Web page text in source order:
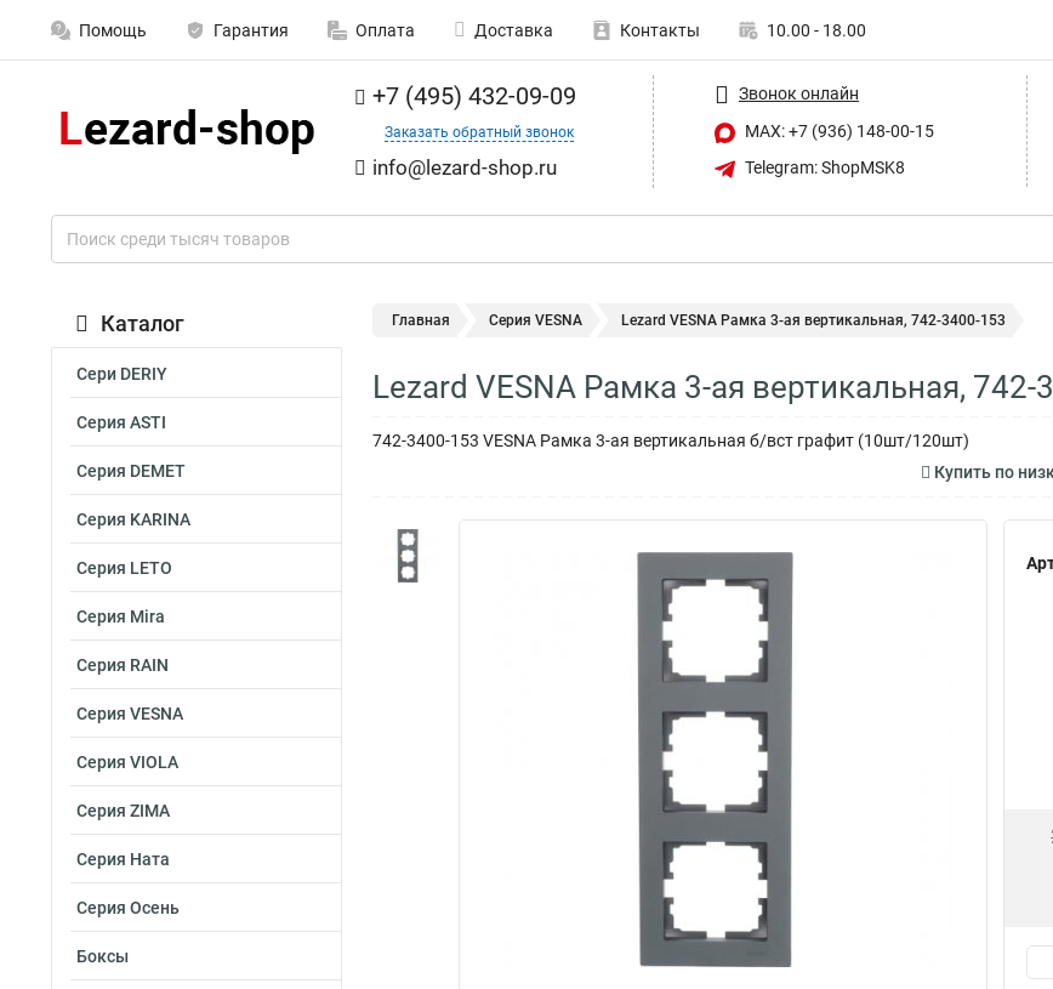
Помощь Гарантия Оплата Доставка Контакты 10.00 - 18.00
+7 (495) 432-09-09
Заказать обратный звонок
info@lezard-shop.ru
Звонок онлайн
MAX: +7 (936) 148-00-15
Telegram: ShopMSK8
Каталог
Сери DERIY
Серия ASTI
Серия DEMET
Серия KARINA
Серия LETO
Серия Mira
Серия RAIN
Серия VESNA
Серия VIOLA
Серия ZIMA
Серия Ната
Серия Осень
Боксы
Главная Серия VESNA Lezard VESNA Рамка 3-ая вертикальная, 742-3400-153
Lezard VESNA Рамка 3-ая вертикальная, 742-
742-3400-153 VESNA Рамка 3-ая вертикальная б/вст графит (10шт/120шт)
Купить по